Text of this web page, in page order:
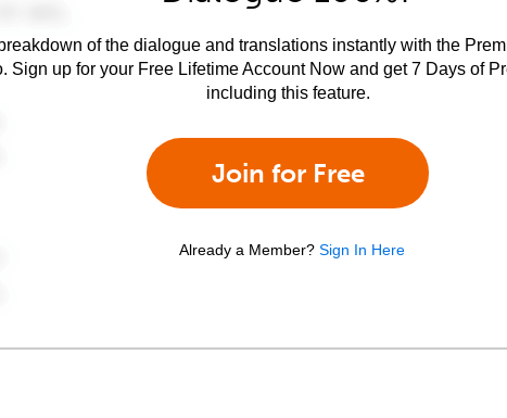
of the dialogue and translations instantly with the
Sign up for your Free Lifetime Account Now and get 7 Days of
including this feature.
Join for Free
Already a Member? Sign In Here